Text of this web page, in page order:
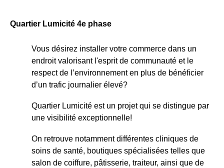
Quartier Lumicité 4e phase
Vous désirez installer votre commerce dans un
endroit valorisant l'esprit de communauté et le
respect de l’environnement en plus de bénéficier
d’un trafic journalier élevé?
Quartier Lumicité est un projet qui se distingue par
une visibilité exceptionnelle!
On retrouve notamment différentes cliniques de
soins de santé, boutiques spécialisées telles que
salon de coiffure, pâtisserie, traiteur, ainsi que de